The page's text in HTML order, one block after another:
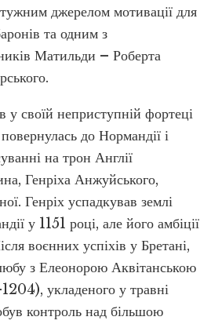
джерелом мотивації для
та одним з
Матильди – Роберта
у своїй неприступній фортеці
до Нормандії і
на трон Англії
Генріха Анжуйського,
Генріх успадкував землі
у 1151 році, але його амбіції
воєнних успіхів у Бретані,
з Елеонорою Аквітанською
укладеного у травні
контроль над більшою